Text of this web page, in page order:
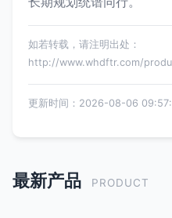
如若转载，请注明出处：
http://www.whdftr.com/
更新时间：2026-08-06
最新产品 PRODUCT